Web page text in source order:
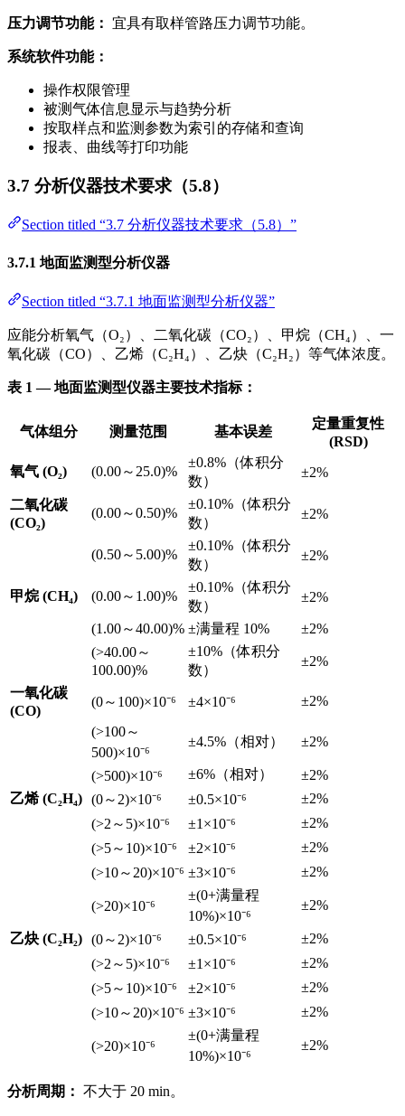
压力调节功能： 宜具有取样管路压力调节功能。
系统软件功能：
操作权限管理
被测气体信息显示与趋势分析
按取样点和监测参数为索引的存储和查询
报表、曲线等打印功能
3.7 分析仪器技术要求（5.8）
Section titled “3.7 分析仪器技术要求（5.8）”
3.7.1 地面监测型分析仪器
Section titled “3.7.1 地面监测型分析仪器”
应能分析氧气（O₂）、二氧化碳（CO₂）、甲烷（CH₄）、一
氧化碳（CO）、乙烯（C₂H₄）、乙炔（C₂H₂）等气体浓度。
表 1 — 地面监测型仪器主要技术指标：
气体组分 测量范围 基本误差
定量重复性
(RSD)
氧气 (O₂)
(0.00～25.0)%
±0.8%（体积分
数）
±2%
二氧化碳
(CO₂)
(0.00～0.50)%
±0.10%（体积分
数）
±2%
(0.50～5.00)%
±0.10%（体积分
数）
±2%
甲烷 (CH₄) (0.00～1.00)%
±0.10%（体积分
数）
±2%
(1.00～40.00)% ±满量程 10%
±2%
(>40.00～
100.00)%
±10%（体积分
数）
±2%
一氧化碳
(CO)
(0～100)×10⁻⁶ ±4×10⁻⁶
±2%
(>100～
500)×10⁻⁶
±4.5%（相对） ±2%
(>500)×10⁻⁶ ±6%（相对）
±2%
乙烯 (C₂H₄) (0～2)×10⁻⁶ ±0.5×10⁻⁶
±2%
(>2～5)×10⁻⁶
±1×10⁻⁶
±2%
(>5～10)×10⁻⁶
±2×10⁻⁶
±2%
(>10～20)×10⁻⁶ ±3×10⁻⁶ ±2%
(>20)×10⁻⁶
±(0+满量程
10%)×10⁻⁶
±2%
乙炔 (C₂H₂) (0～2)×10⁻⁶ ±0.5×10⁻⁶
±2%
(>2～5)×10⁻⁶
±1×10⁻⁶
±2%
(>5～10)×10⁻⁶
±2×10⁻⁶
±2%
(>10～20)×10⁻⁶ ±3×10⁻⁶ ±2%
(>20)×10⁻⁶
±(0+满量程
10%)×10⁻⁶
±2%
分析周期： 不大于 20 min。